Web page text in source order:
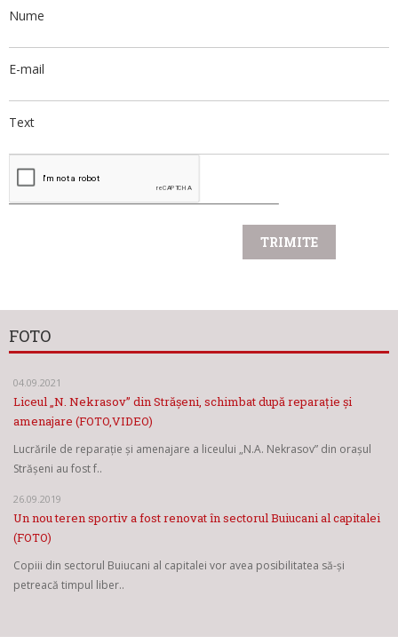
Nume
E-mail
Text
FOTO
04.09.2021
Liceul „N. Nekrasov” din Strășeni, schimbat după reparație și
amenajare (FOTO,VIDEO)
Lucrările de reparație și amenajare a liceului „N.A. Nekrasov” din orașul
Strășeni au fost f..
26.09.2019
Un nou teren sportiv a fost renovat în sectorul Buiucani al capitalei
(FOTO)
Copiii din sectorul Buiucani al capitalei vor avea posibilitatea să-și
petreacă timpul liber..